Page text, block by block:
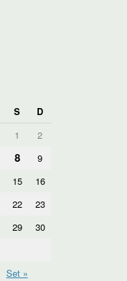
S
D
1
2
8
9
15
16
22
23
29
30
Set »